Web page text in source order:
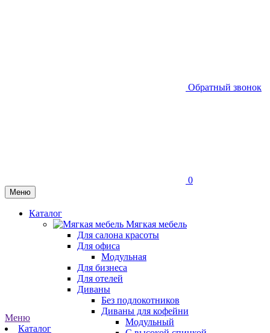
Обратный звонок
0
Меню
Каталог
Мягкая мебель
Для салона красоты
Для офиса
Модульная
Для бизнеса
Для отелей
Диваны
Без подлокотников
Диваны для кофейни
Модульный
Меню
Каталог